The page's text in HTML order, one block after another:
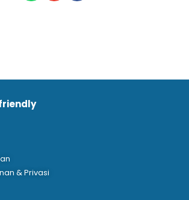
& Privasi